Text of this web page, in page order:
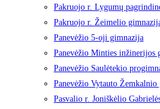
Pakruojo r. Lygumų
Pakruojo r. Žeimelio
Panevėžio 5-oji gimnazija
Panevėžio Minties inžinerijos
Panevėžio Saulėtekio
Panevėžio Vytauto Žemkalnio
Pasvalio r. Joniškėlio